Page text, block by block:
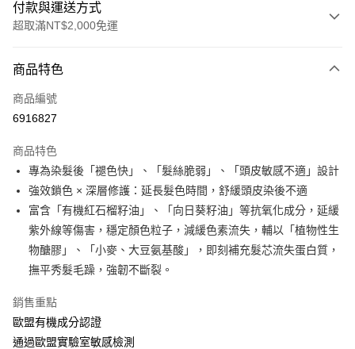
付款與運送方式
超取滿NT$2,000免運
信用卡一次付款
超商取貨付款
悠遊付
ATM付款
運送方式
7-11取貨付款
商品特色
商品編號
6916827
商品特色
專為染髮後「褪色快」、「髮絲脆弱」、「頭皮敏感不適」設計
強效鎖色 × 深層修護：延長髮色時間，舒緩頭皮染後不適
富含「有機紅石榴籽油」、「向日葵籽油」等抗氧化成分，延緩
紫外線等傷害，穩定顏色粒子，減緩色素流失，輔以「植物性生
物醣膠」、「小麥、大豆氨基酸」，即刻補充髮芯流失蛋白質，
撫平秀髮毛躁，強韌不斷裂。
銷售重點
歐盟有機成分認證
通過歐盟實驗室敏感檢測